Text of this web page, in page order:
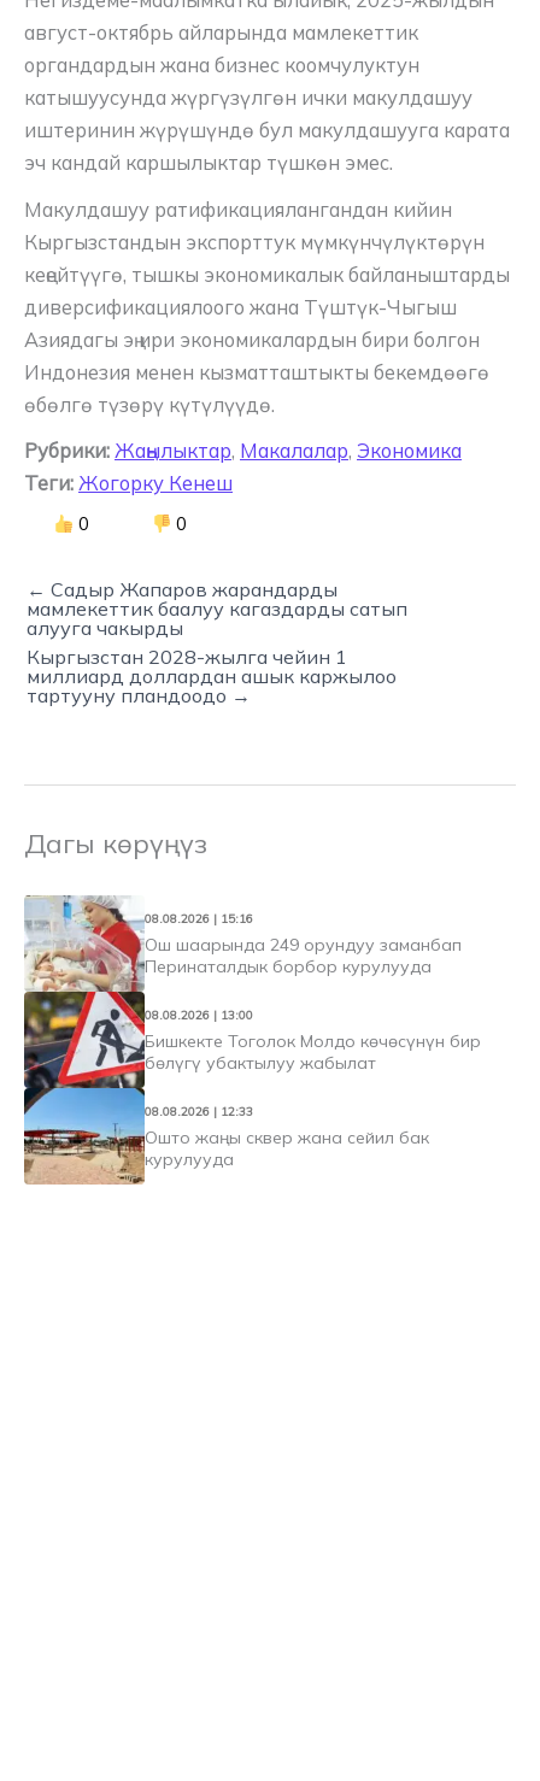
август-октябрь айларында мамлекеттик
органдардын жана бизнес коомчулуктун
катышуусунда жүргүзүлгөн ички макулдашуу
иштеринин жүрүшүндө бул макулдашууга карата
эч кандай каршылыктар түшкөн эмес.
Макулдашуу ратификациялангандан кийин
Кыргызстандын экспорттук мүмкүнчүлүктөрүн
кеңейтүүгө, тышкы экономикалык байланыштарды
диверсификациялоого жана Түштүк-Чыгыш
Азиядагы эң ири экономикалардын бири болгон
Индонезия менен кызматташтыкты бекемдөөгө
өбөлгө түзөрү күтүлүүдө.
Рубрики: Жаңылыктар, Макалалар, Экономика
Теги: Жогорку Кенеш
0 0
← Садыр Жапаров жарандарды
мамлекеттик баалуу кагаздарды сатып
алууга чакырды
Кыргызстан 2028-жылга чейин 1
миллиард доллардан ашык каржылоо
тартууну пландоодо →
Дагы көрүңүз
08.08.2026 | 15:16
Ош шаарында 249 орундуу заманбап
Перинаталдык борбор курулууда
08.08.2026 | 13:00
Бишкекте Тоголок Молдо көчөсүнүн бир
бөлүгү убактылуу жабылат
08.08.2026 | 12:33
Ошто жаңы сквер жана сейил бак
курулууда